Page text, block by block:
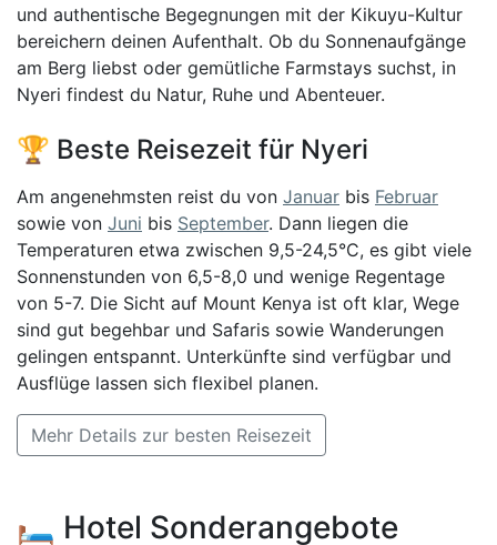
und authentische Begegnungen mit der Kikuyu-Kultur
bereichern deinen Aufenthalt. Ob du Sonnenaufgänge
am Berg liebst oder gemütliche Farmstays suchst, in
Nyeri findest du Natur, Ruhe und Abenteuer.
🏆 Beste Reisezeit für Nyeri
Am angenehmsten reist du von Januar bis Februar
sowie von Juni bis September. Dann liegen die
Temperaturen etwa zwischen 9,5-24,5°C, es gibt viele
Sonnenstunden von 6,5-8,0 und wenige Regentage
von 5-7. Die Sicht auf Mount Kenya ist oft klar, Wege
sind gut begehbar und Safaris sowie Wanderungen
gelingen entspannt. Unterkünfte sind verfügbar und
Ausflüge lassen sich flexibel planen.
Mehr Details zur besten Reisezeit
🛏️ Hotel Sonderangebote